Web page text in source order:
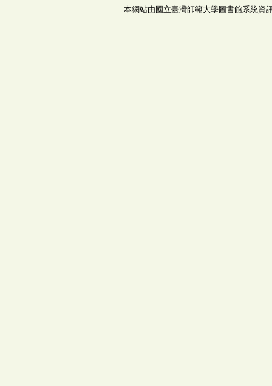
本網站由國立臺灣師範大學圖書館系統資